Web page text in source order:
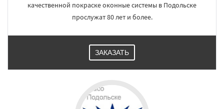
качественной покраске оконные системы в Подольске
прослужат 80 лет и более.
ЗАКАЗАТЬ